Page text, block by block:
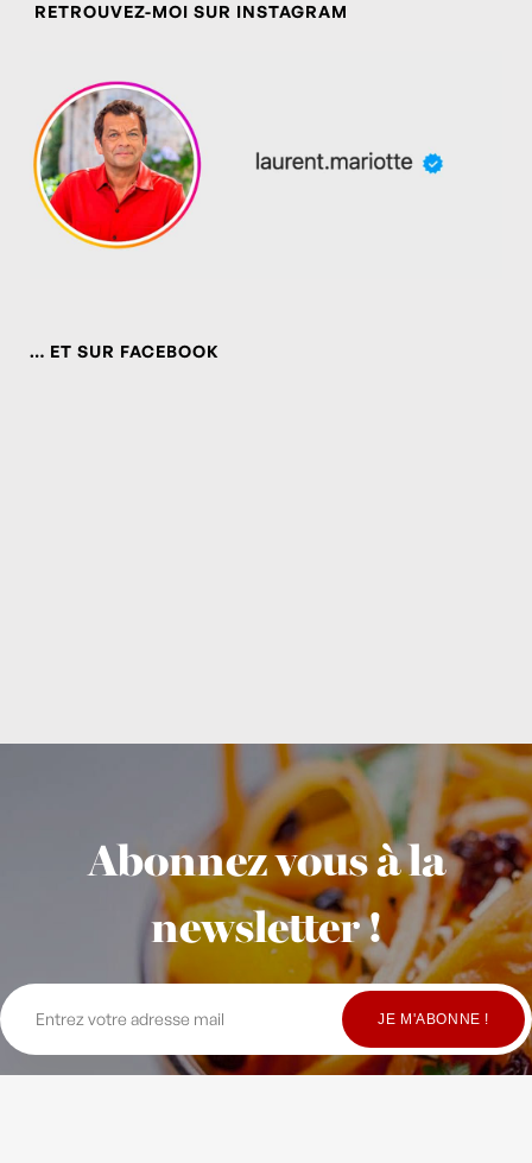
RETROUVEZ-MOI SUR INSTAGRAM
… ET SUR FACEBOOK
Abonnez vous à la
newsletter !